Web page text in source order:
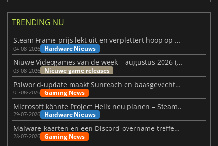
TRENDING NU
Steam Frame-prijs lekt uit en verplettert hoop op betaalbare VR
04-08-2026 Hardware Nieuws
Niuwe Videogames van de week – augustus 2026 (week 32)
03-08-2026 Nieuwe game releases
Palworld-update maakt Sunreach en baasgevechten stabieler
01-08-2026 Gaming News
Microsoft könnte Project Helix neu planen – Steam-Support wackelt
29-07-2026 Hardware Nieuws
Malware-kaarten en een Discord-overname treffen Meccha Chameleon
28-07-2026 Gaming News